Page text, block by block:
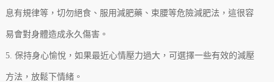
息有規律等，切勿絕食、服用減肥藥、束腰等危險減肥法，這很容
易會對身體造成永久傷害。
5. 保持身心愉悅，如果最近心情壓力過大，可選擇一些有效的減壓
方法，放鬆下情緒。